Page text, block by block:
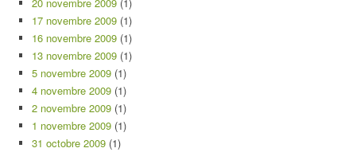
17 novembre 2009 (1)
16 novembre 2009 (1)
13 novembre 2009 (1)
5 novembre 2009 (1)
4 novembre 2009 (1)
2 novembre 2009 (1)
1 novembre 2009 (1)
31 octobre 2009 (1)